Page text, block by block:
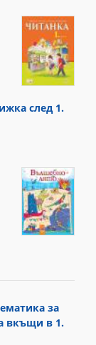
след 1.
за
вкъщи в 1.